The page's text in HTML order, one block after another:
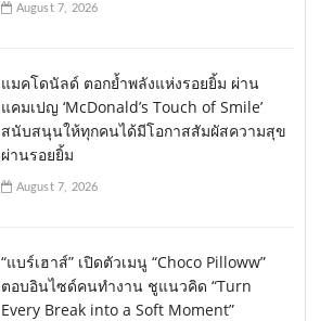
August 7, 2026
แมคโดนัลด์ ตอกย้ำพลังแห่งรอยยิ้ม ผ่าน
แคมเปญ ‘McDonald’s Touch of Smile’
สนับสนุนให้ทุกคนได้มีโอกาสสัมผัสความสุข
ผ่านรอยยิ้ม
August 7, 2026
“แบร์เฮาส์” เปิดตัวเมนู “Choco Pilloww”
ตอบอินไซด์คนทำงาน ชูแนวคิด “Turn
Every Break into a Soft Moment”